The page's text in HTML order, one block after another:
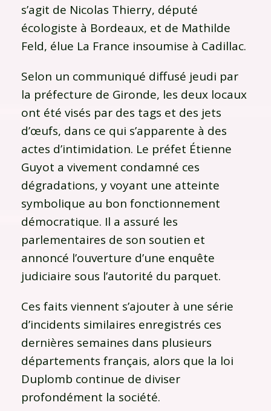
s’agit de Nicolas Thierry, député
écologiste à Bordeaux, et de Mathilde
Feld, élue La France insoumise à Cadillac.
Selon un communiqué diffusé jeudi par
la préfecture de Gironde, les deux locaux
ont été visés par des tags et des jets
d’œufs, dans ce qui s’apparente à des
actes d’intimidation. Le préfet Étienne
Guyot a vivement condamné ces
dégradations, y voyant une atteinte
symbolique au bon fonctionnement
démocratique. Il a assuré les
parlementaires de son soutien et
annoncé l’ouverture d’une enquête
judiciaire sous l’autorité du parquet.
Ces faits viennent s’ajouter à une série
d’incidents similaires enregistrés ces
dernières semaines dans plusieurs
départements français, alors que la loi
Duplomb continue de diviser
profondément la société.